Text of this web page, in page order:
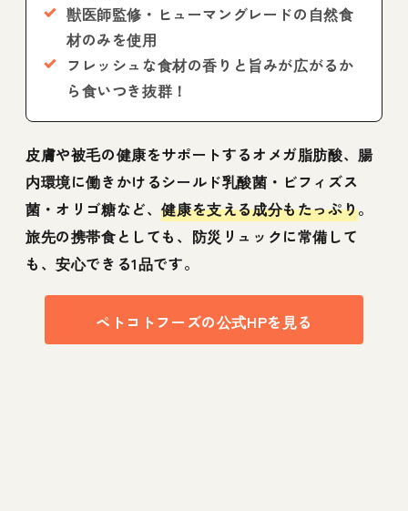
獣医師監修・ヒューマングレードの自然食
材のみを使用
フレッシュな食材の香りと旨みが広がるか
ら食いつき抜群！
皮膚や被毛の健康をサポートするオメガ脂肪酸、腸
内環境に働きかけるシールド乳酸菌・ビフィズス
菌・オリゴ糖など、健康を支える成分もたっぷり。
旅先の携帯食としても、防災リュックに常備して
も、安心できる1品です。
ペトコトフーズの公式HPを見る